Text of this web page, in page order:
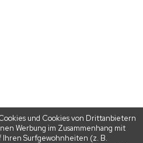
und Cookies von Drittanbietern
Werbung im Zusammenhang mit
Surfgewohnheiten (z. B.